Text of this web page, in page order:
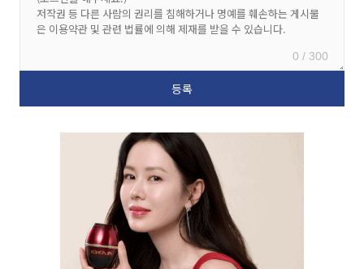
0 / 300